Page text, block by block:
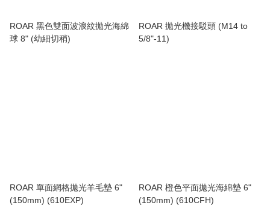
ROAR 黑色雙面波浪紋拋光海綿
球 8" (幼細切稍)
ROAR 拋光機接駁頭 (M14 to
5/8"-11)
ROAR 單面網格拋光羊毛墊 6"
(150mm) (610EXP)
ROAR 橙色平面拋光海綿墊 6"
(150mm) (610CFH)